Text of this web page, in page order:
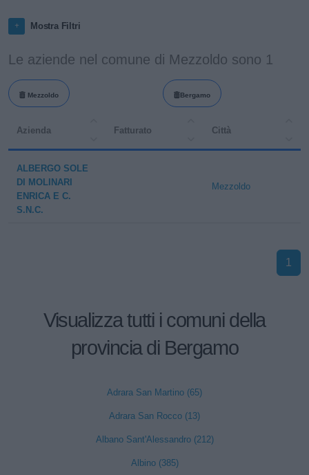
Mostra Filtri
Le aziende nel comune di Mezzoldo sono 1
Mezzoldo Bergamo
Azienda Fatturato Città
ALBERGO SOLE
DI MOLINARI
ENRICA E C.
S.N.C.
Mezzoldo
1
Visualizza tutti i comuni della
provincia di Bergamo
Adrara San Martino (65)
Adrara San Rocco (13)
Albano Sant'Alessandro (212)
Albino (385)